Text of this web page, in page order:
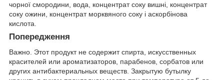
чорної смородини, вода, концентрат соку вишні, концентрат
соку ожини, концентрат морквяного соку і аскорбінова
кислота.
Попередження
Важно. Этот продукт не содержит спирта, искусственных
красителей или ароматизаторов, парабенов, сорбатов или
других антибактериальных веществ. Закрытую бутылку